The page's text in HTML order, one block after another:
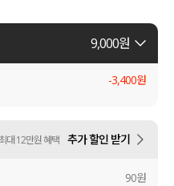
9,000원
-3,400원
최대 12만원 혜택 추가 할인 받기
90원